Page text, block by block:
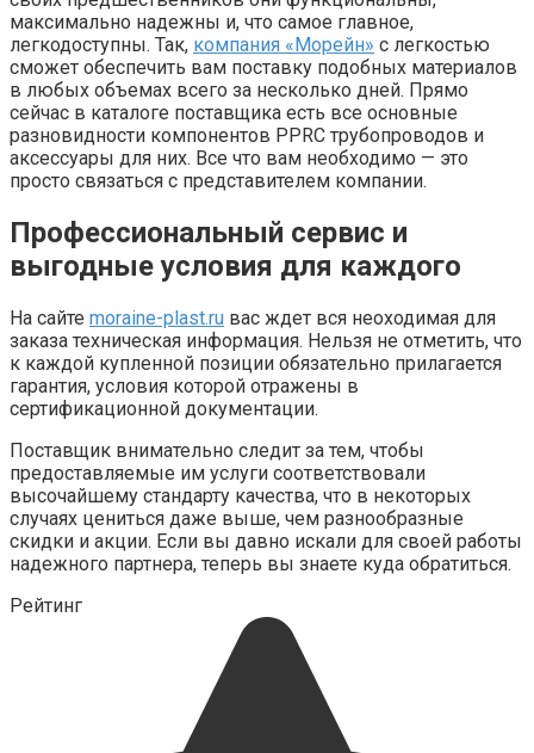
максимально надежны и, что самое главное,
легкодоступны. Так, компания «Морейн» с легкостью
сможет обеспечить вам поставку подобных материалов
в любых объемах всего за несколько дней. Прямо
сейчас в каталоге поставщика есть все основные
разновидности компонентов PPRC трубопроводов и
аксессуары для них. Все что вам необходимо — это
просто связаться с представителем компании.
Профессиональный сервис и
выгодные условия для каждого
На сайте moraine-plast.ru вас ждет вся неоходимая для
заказа техническая информация. Нельзя не отметить, что
к каждой купленной позиции обязательно прилагается
гарантия, условия которой отражены в
сертификационной документации.
Поставщик внимательно следит за тем, чтобы
предоставляемые им услуги соответствовали
высочайшему стандарту качества, что в некоторых
случаях цениться даже выше, чем разнообразные
скидки и акции. Если вы давно искали для своей работы
надежного партнера, теперь вы знаете куда обратиться.
Рейтинг